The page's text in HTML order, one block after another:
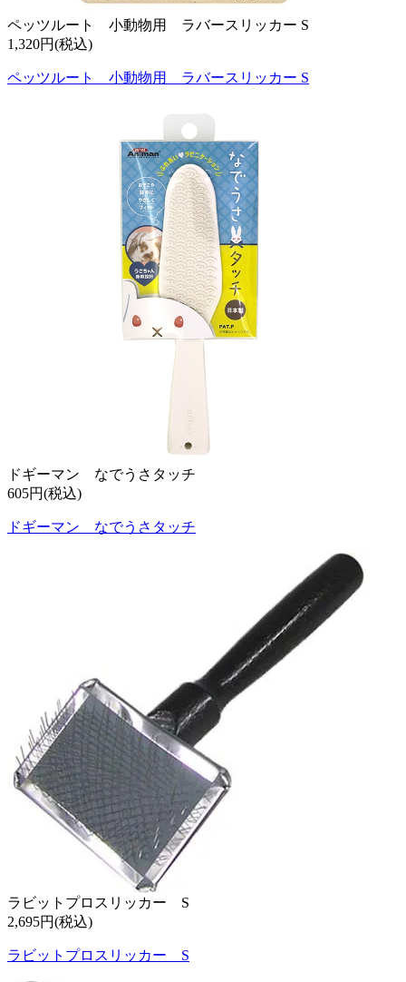
ペッツルート 小動物用 ラバースリッカー S
1,320円(税込)
ペッツルート 小動物用 ラバースリッカー S
ドギーマン なでうさタッチ
605円(税込)
ドギーマン なでうさタッチ
ラビットプロスリッカー S
2,695円(税込)
ラビットプロスリッカー S